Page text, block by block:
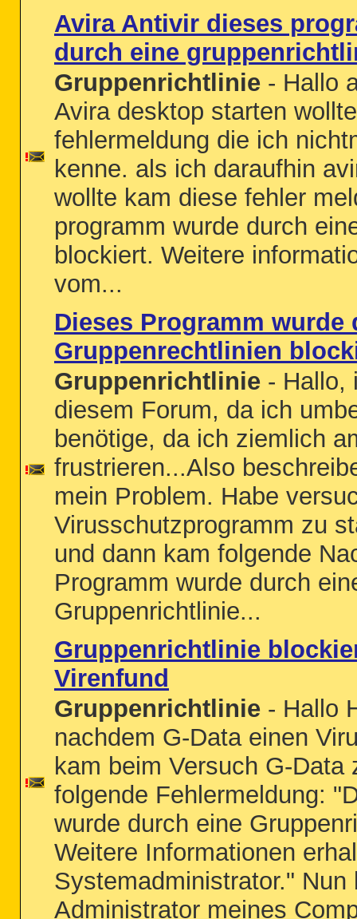
Avira Antivir dieses
durch eine
Gruppenrichtlinie - Hallo
Avira desktop starten
fehlermeldung die ich
kenne. als ich daraufhin
wollte kam diese fehler
programm wurde durch
blockiert. Weitere
vom...
Dieses Programm wurde
Gruppenrechtlinien
Gruppenrichtlinie - Hallo,
diesem Forum, da ich
benötige, da ich ziemlich
frustrieren...Also
mein Problem. Habe
Virusschutzprogramm zu
und dann kam folgende
Programm wurde durch
Gruppenrichtlinie...
Gruppenrichtlinie
Virenfund
Gruppenrichtlinie - Hallo
nachdem G-Data einen
kam beim Versuch G-Data
folgende Fehlermeldung:
wurde durch eine
Weitere Informationen
Systemadministrator." Nun
Administrator meines